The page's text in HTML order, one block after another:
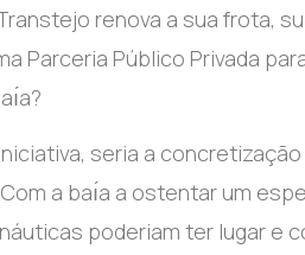
renova a sua frota,
Parceria Público Privada
seria a
a baı́a a ostentar um
poderiam ter lugar e